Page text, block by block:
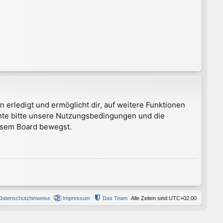
erledigt und ermöglicht dir, auf weitere Funktionen
bitte unsere Nutzungsbedingungen und die
Board bewegst.
Alle Zeiten sind UTC+02:00
Das Team
Impressum